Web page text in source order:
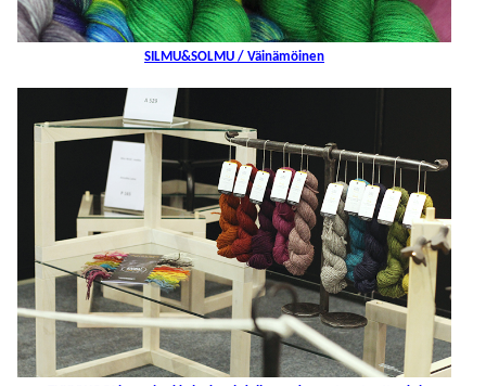
SILMU&SOLMU / Väinämöinen